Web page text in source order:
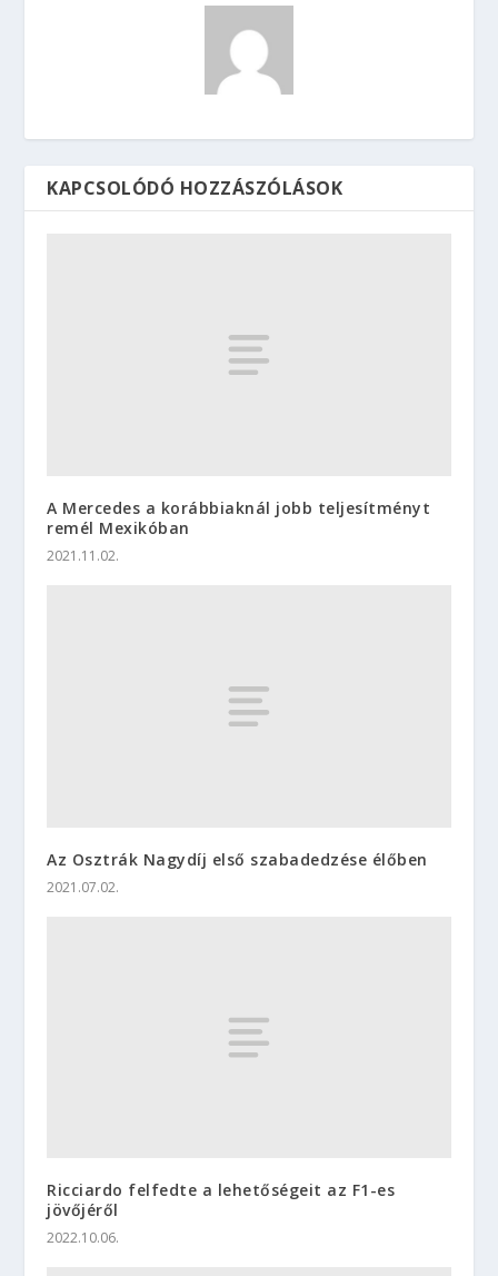
KAPCSOLÓDÓ HOZZÁSZÓLÁSOK
A Mercedes a korábbiaknál jobb teljesítményt
remél Mexikóban
2021.11.02.
Az Osztrák Nagydíj első szabadedzése élőben
2021.07.02.
Ricciardo felfedte a lehetőségeit az F1-es
jövőjéről
2022.10.06.